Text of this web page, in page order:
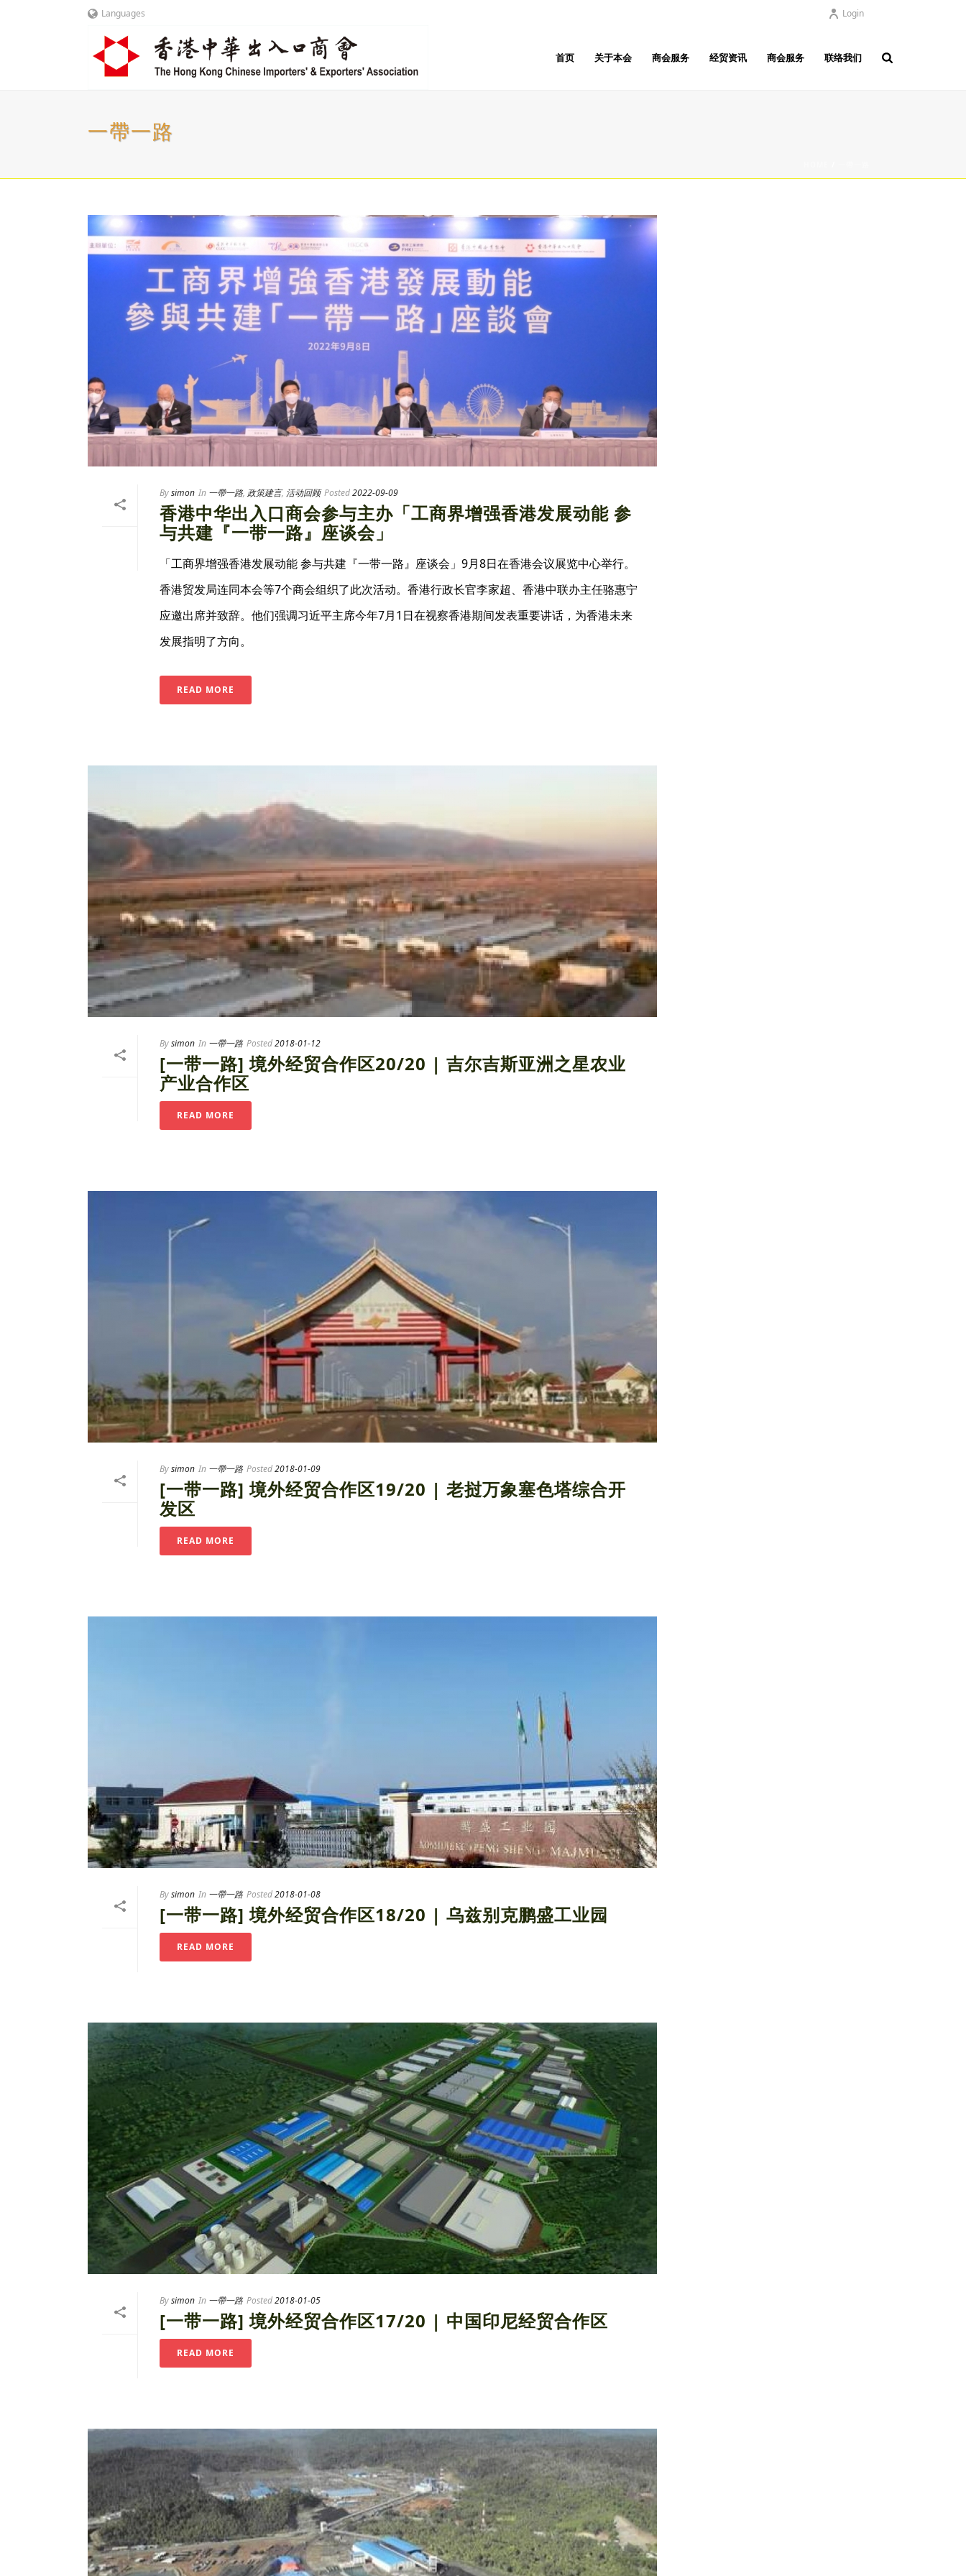
Languages Login
首页 关于本会 商会服务 经贸资讯 商会服务 联络我们
一帶一路
Bysimon In 一帶一路, 政策建言, 活动回顾 Posted2022-09-09
香港中华出入口商会参与主办「工商界增强香港发展动能 参
与共建『一带一路』座谈会」
「工商界增强香港发展动能 参与共建『一带一路』座谈会」9月8日在香港会议展览中心举行。
香港贸发局连同本会等7个商会组织了此次活动。香港行政长官李家超、香港中联办主任骆惠宁
应邀出席并致辞。他们强调习近平主席今年7月1日在视察香港期间发表重要讲话，为香港未来
发展指明了方向。
READ MORE
Bysimon In 一帶一路 Posted2018-01-12
[一带一路] 境外经贸合作区20/20 | 吉尔吉斯亚洲之星农业
产业合作区
READ MORE
Bysimon In 一帶一路 Posted2018-01-09
[一带一路] 境外经贸合作区19/20 | 老挝万象塞色塔综合开
发区
READ MORE
Bysimon In 一帶一路 Posted2018-01-08
[一带一路] 境外经贸合作区18/20 | 乌兹别克鹏盛工业园
READ MORE
Bysimon In 一帶一路 Posted2018-01-05
[一带一路] 境外经贸合作区17/20 | 中国印尼经贸合作区
READ MORE